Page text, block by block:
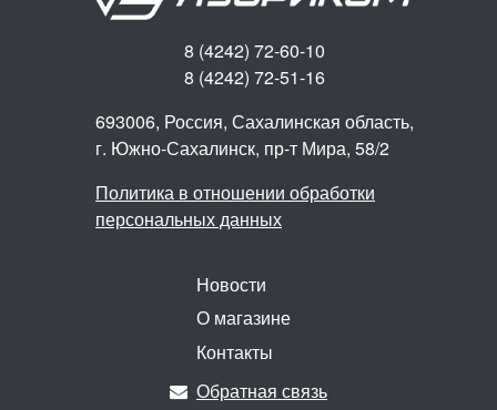
8 (4242) 72-60-10
8 (4242) 72-51-16
693006, Россия, Сахалинская область,
г. Южно-Сахалинск, пр-т Мира, 58/2
Политика в отношении обработки
персональных данных
Новости
О магазине
Контакты
Обратная связь